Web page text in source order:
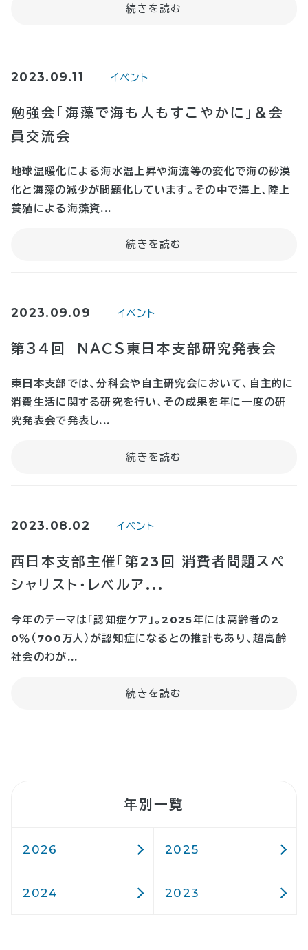
2023.09.11 イベント
勉強会「海藻で海も人もすこやかに」＆会
員交流会
地球温暖化による海水温上昇や海流等の変化で海の砂漠
化と海藻の減少が問題化しています。その中で海上、陸上
養殖による海藻資...
2023.09.09 イベント
第３４回 ＮＡＣＳ東日本支部研究発表会
東日本支部では、分科会や自主研究会において、自主的に
消費生活に関する研究を行い、その成果を年に一度の研
究発表会で発表し...
2023.08.02 イベント
西日本支部主催「第23回 消費者問題スペ
シャリスト・レベルア...
今年のテーマは「認知症ケア」。2025年には高齢者の2
0％（700万人）が認知症になるとの推計もあり、超高齢
社会のわが...
年別一覧
2026 2025
2024 2023